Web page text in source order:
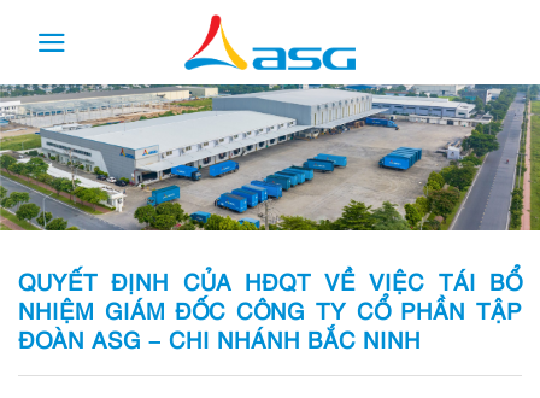
content
QUYẾT ĐỊNH CỦA HĐQT VỀ VIỆC TÁI BỔ
NHIỆM GIÁM ĐỐC CÔNG TY CỔ PHẦN TẬP
ĐOÀN ASG – CHI NHÁNH BẮC NINH